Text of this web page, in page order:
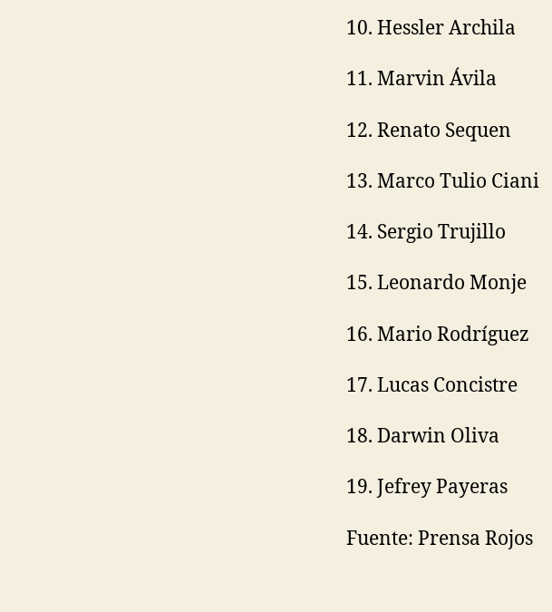
10. Hessler Archila
11. Marvin Ávila
12. Renato Sequen
13. Marco Tulio Ciani
14. Sergio Trujillo
15. Leonardo Monje
16. Mario Rodríguez
17. Lucas Concistre
18. Darwin Oliva
19. Jefrey Payeras
Fuente: Prensa Rojos